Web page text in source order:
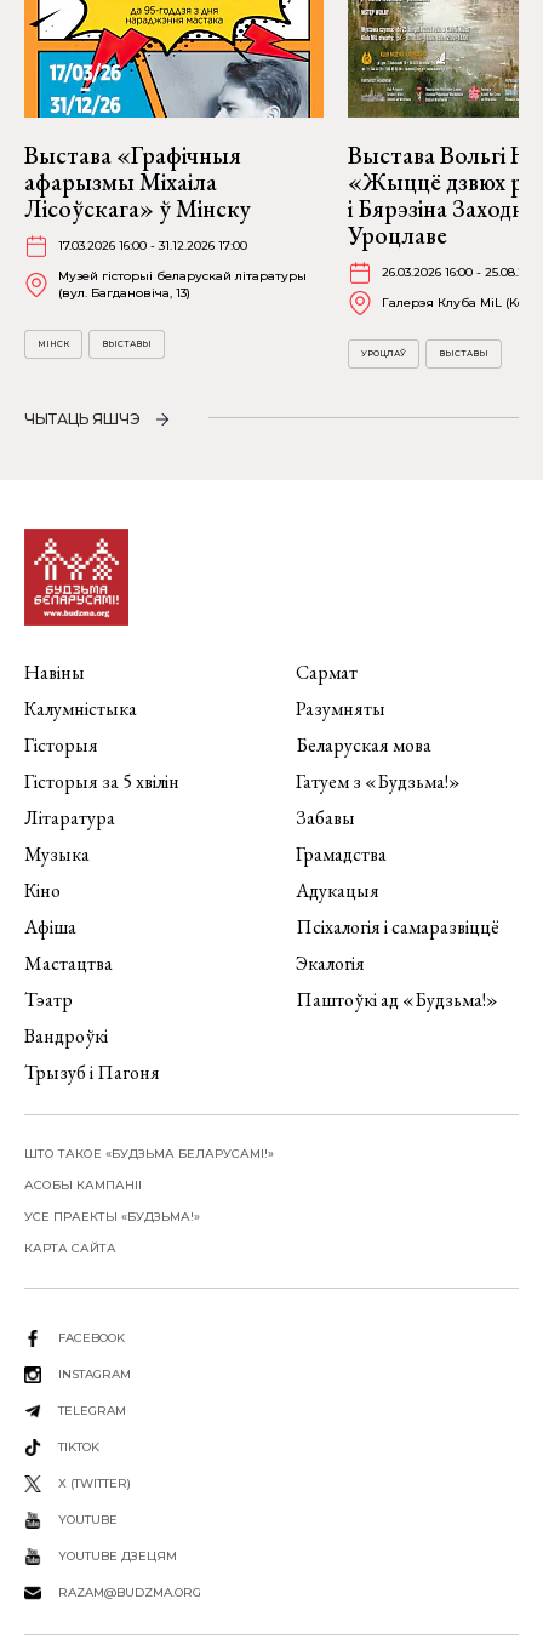
Выстава «Графічныя
афарызмы Міхаіла
Лісоўскага» ў Мінску
17.03.2026 16:00 - 31.12.2026 17:00
Музей гісторыі беларускай літаратуры
(вул. Багдановіча, 13)
МІНСК ВЫСТАВЫ
Выстава Вольгі
«Жыццё дзвюх
і Бярэзіна
Уроцлаве
26.03.2026 16:00 -
Галерэя Клуба MiL
УРОЦЛАЎ ВЫСТАВЫ
ЧЫТАЦЬ ЯШЧЭ
Навіны
Калумністыка
Гісторыя
Гісторыя за 5 хвілін
Літаратура
Музыка
Кіно
Афіша
Мастацтва
Тэатр
Вандроўкі
Трызуб і Пагоня
Сармат
Разумняты
Беларуская мова
Гатуем з «Будзьма!»
Забавы
Грамадства
Адукацыя
Псіхалогія і самаразвіццё
Экалогія
Паштоўкі ад «Будзьма!»
ШТО ТАКОЕ «БУДЗЬМА БЕЛАРУСАМІ!»
АСОБЫ КАМПАНІІ
УСЕ ПРАЕКТЫ «БУДЗЬМА!»
КАРТА САЙТА
FACEBOOK
INSTAGRAM
TELEGRAM
TIKTOK
X (TWITTER)
YOUTUBE
YOUTUBE ДЗЕЦЯМ
RAZAM@BUDZMA.ORG